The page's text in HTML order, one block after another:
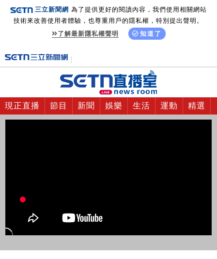
三立新聞網 為了提供更好的閱讀內容，我們使用相關網站
技術來改善使用者體驗，也尊重用戶的隱私權，特別提出聲明。
了解最新隱私權聲明
知道了
現正直播 節目 新聞 娛樂 生活 運動 精選